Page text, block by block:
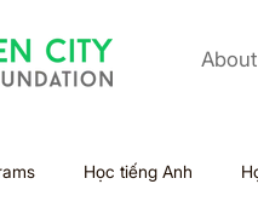
Học tiếng Anh